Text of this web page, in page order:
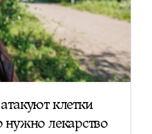
клетки
лекарство